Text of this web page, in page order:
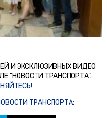
И ЭКСКЛЮЗИВНЫХ ВИДЕО
"НОВОСТИ ТРАНСПОРТА".
ТРАНСПОРТА: